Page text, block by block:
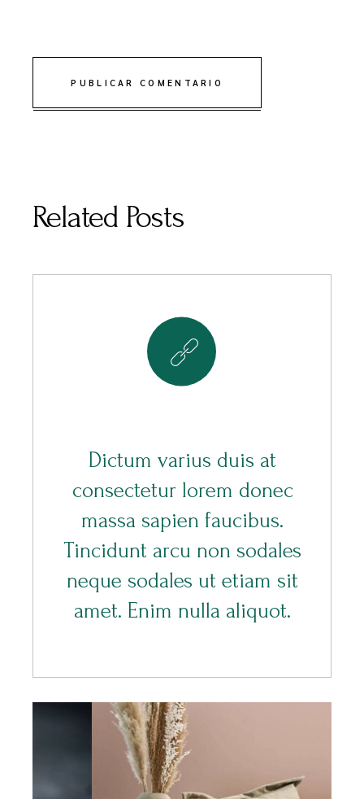
PUBLICAR COMENTARIO
Related Posts
8
Dictum varius duis at
consectetur lorem donec
massa sapien faucibus.
Tincidunt arcu non sodales
neque sodales ut etiam sit
amet. Enim nulla aliquot.